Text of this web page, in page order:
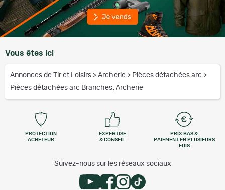
Vous êtes ici
Annonces de Tir et Loisirs > Archerie > Pièces détachées arc >
Pièces détachées arc Branches, Archerie
PROTECTION
ACHETEUR
EXPERTISE
& CONSEIL
PRIX BAS &
PAIEMENT EN PLUSIEURS
FOIS
Suivez-nous sur les réseaux sociaux